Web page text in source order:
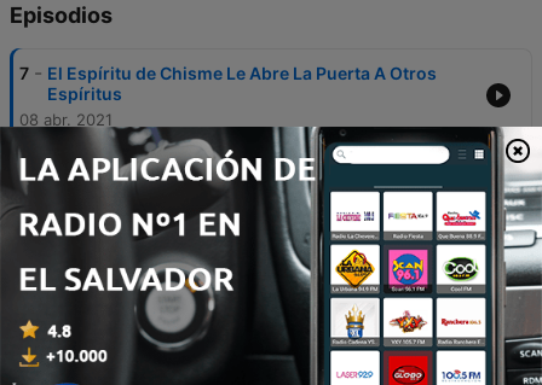
Episodios
7 - El Espíritu de Chisme Le Abre La Puerta A Otros
Espíritus
08 abr. 2021
- Perdonar Para Ser Perdonado
07 abr. 2021
- El Tiempo De Los Gentiles
06 abr. 2021
4 - El Cumplimiento De Una Promesa Se Aproxima
05 abr. 2021